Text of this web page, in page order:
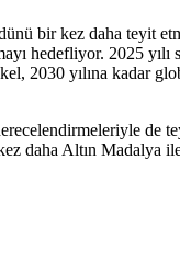
bir kez daha teyit
hedefliyor. 2025
2030 yılına kadar
daha Altın Madalya